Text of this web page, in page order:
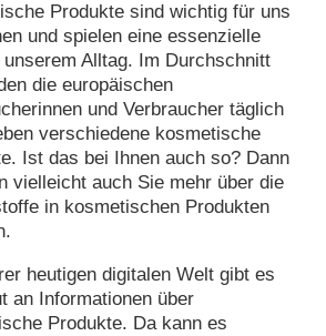
die bei manchen Menschen eine
können. Das bedeutet jedoch
das Produkt für andere Personen
ist.
Produkte sind wichtig für uns
und spielen eine essenzielle
unserem Alltag. Im Durchschnitt
die europäischen
und Verbraucher täglich
verschiedene kosmetische
Ist das bei Ihnen auch so? Dann
vielleicht auch Sie mehr über die
in kosmetischen Produkten
heutigen digitalen Welt gibt es
an Informationen über
Produkte. Da kann es